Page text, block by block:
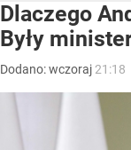
Dlaczego
Były
Dodano:wczoraj 21:18